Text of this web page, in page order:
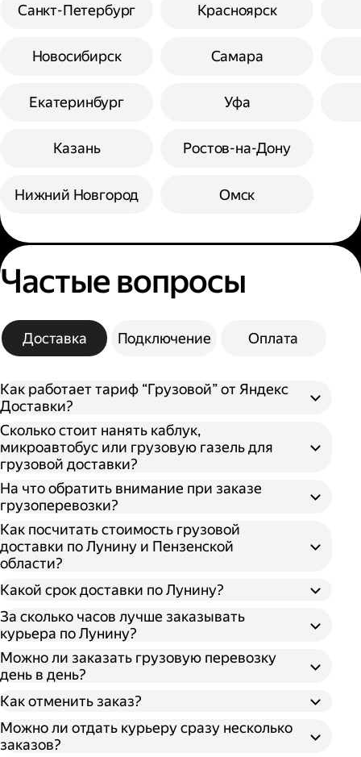
Санкт-Петербург
Новосибирск
Екатеринбург
Казань
Нижний Новгород
Красноярск
Самара
Уфа
Ростов-на-Дону
Омск
Частые вопросы
Доставка Подключение Оплата
Как работает тариф “Грузовой” от Яндекс
Доставки?
Сколько стоит нанять каблук,
микроавтобус или грузовую газель для
грузовой доставки?
Откройте приложение, личный кабинет
или форму заказа на нашем сайте;
Выберите подходящий размер кузова:
S (170х100х90 см) вмещает грузы до 300 кг
— каблук;
M (260х130х150 см) вмещает грузы до 700
кг — микроавтобус;
L (380х180х180 см) вмещает грузы до 1400
XL (400х190х200 см) вмещает грузы до
2000 кг — газель.
На что обратить внимание при заказе
грузоперевозки?
Как посчитать стоимость грузовой
доставки по Лунину и Пензенской
области?
Какой срок доставки по Лунину?
Время поиска грузового автомобиля;
Время забора груза;
Расстояние от адреса отправителя до
адреса получателя;
За сколько часов лучше заказывать
курьера по Лунину?
Можно ли заказать грузовую перевозку
день в день?
Как отменить заказ?
Можно ли отдать курьеру сразу несколько
заказов?